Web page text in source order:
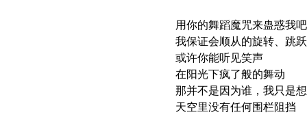
用你的舞蹈魔咒来蛊惑我吧
我保证会顺从的旋转、跳跃
或许你能听见笑声
在阳光下疯了般的舞动
那并不是因为谁，我只是
天空里没有任何围栏阻挡